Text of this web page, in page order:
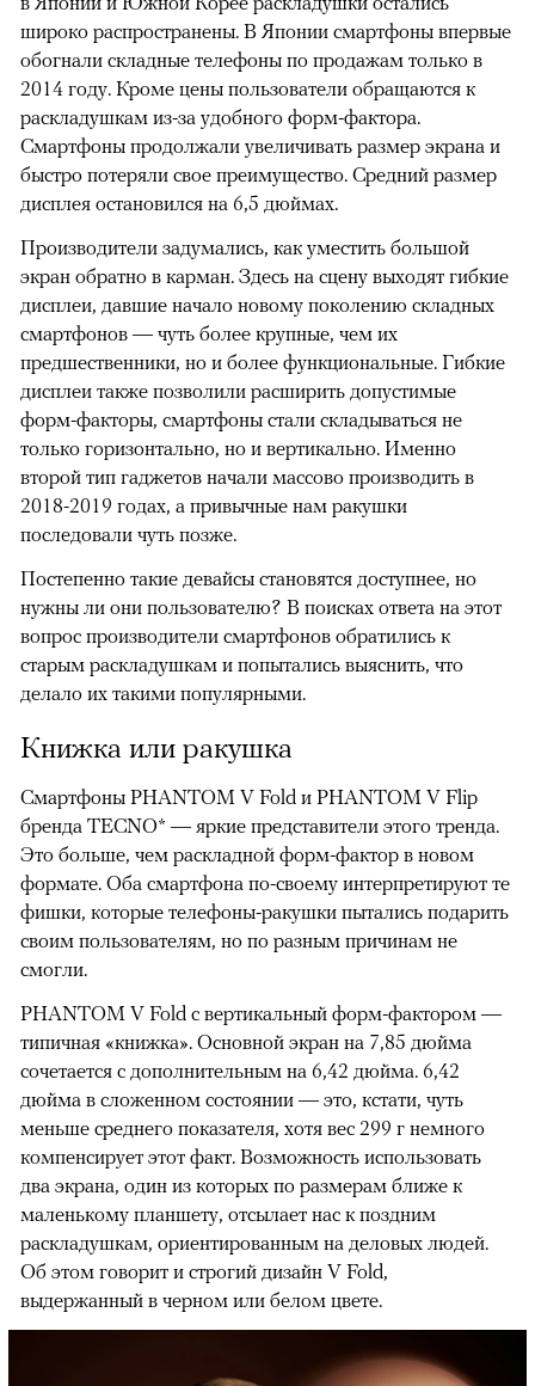
широко распространены. В Японии смартфоны впервые
обогнали складные телефоны по продажам только в
2014 году. Кроме цены пользователи обращаются к
раскладушкам из-за удобного форм-фактора.
Смартфоны продолжали увеличивать размер экрана и
быстро потеряли свое преимущество. Средний размер
дисплея остановился на 6,5 дюймах.
Производители задумались, как уместить большой
экран обратно в карман. Здесь на сцену выходят гибкие
дисплеи, давшие начало новому поколению складных
смартфонов — чуть более крупные, чем их
предшественники, но и более функциональные. Гибкие
дисплеи также позволили расширить допустимые
форм-факторы, смартфоны стали складываться не
только горизонтально, но и вертикально. Именно
второй тип гаджетов начали массово производить в
2018-2019 годах, а привычные нам ракушки
последовали чуть позже.
Постепенно такие девайсы становятся доступнее, но
нужны ли они пользователю? В поисках ответа на этот
вопрос производители смартфонов обратились к
старым раскладушкам и попытались выяснить, что
делало их такими популярными.
Книжка или ракушка
Смартфоны PHANTOM V Fold и PHANTOM V Flip
бренда TECNO* — яркие представители этого тренда.
Это больше, чем раскладной форм-фактор в новом
формате. Оба смартфона по-своему интерпретируют те
фишки, которые телефоны-ракушки пытались подарить
своим пользователям, но по разным причинам не
смогли.
PHANTOM V Fold с вертикальный форм-фактором —
типичная «книжка». Основной экран на 7,85 дюйма
сочетается с дополнительным на 6,42 дюйма. 6,42
дюйма в сложенном состоянии — это, кстати, чуть
меньше среднего показателя, хотя вес 299 г немного
компенсирует этот факт. Возможность использовать
два экрана, один из которых по размерам ближе к
маленькому планшету, отсылает нас к поздним
раскладушкам, ориентированным на деловых людей.
Об этом говорит и строгий дизайн V Fold,
выдержанный в черном или белом цвете.